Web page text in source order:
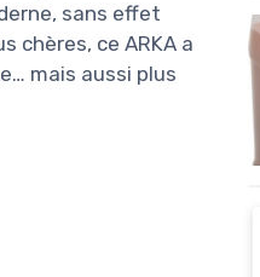
sans effet
chères, ce ARKA a
mais aussi plus